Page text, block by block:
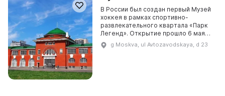
В России был создан первый Музей
хоккея в рамках спортивно-
развлекательного квартала «Парк
Легенд». Открытие прошло 6 мая
2016 года, в день Чемпионата мира
по хоккею. Здание памятника
g Moskva, ul Avtozavodskaya, d 23